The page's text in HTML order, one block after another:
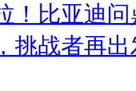
！比亚迪
挑战者再